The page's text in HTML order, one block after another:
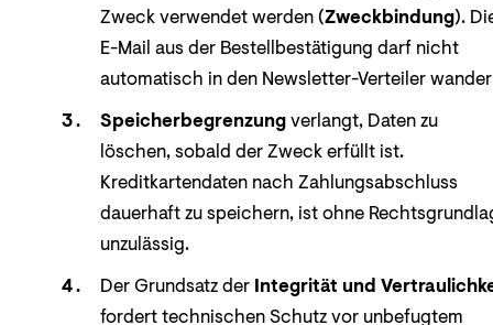
Zweck verwendet werden (Zweckbindung).
E-Mail aus der Bestellbestätigung darf nicht
automatisch in den Newsletter-Verteiler
Speicherbegrenzungverlangt, Daten zu
löschen, sobald der Zweck erfüllt ist.
Kreditkartendaten nach Zahlungsabschluss
dauerhaft zu speichern, ist ohne
unzulässig.
Der Grundsatz der Integrität und
fordert technischen Schutz vor unbefugtem